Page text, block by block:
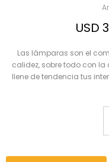
USD
Las lámparas son el
calidez, sobre todo con la
llene de tendencia tus